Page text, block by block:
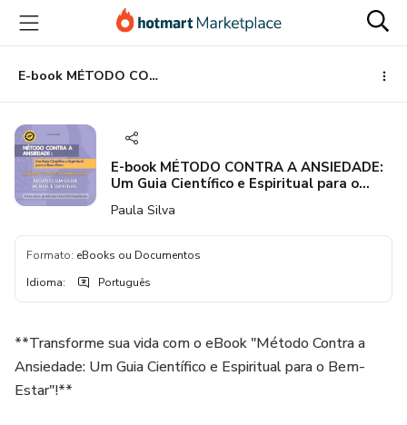
para
conteúdo
principal
para
pagamento
para
rodapé
E-book MÉTODO CONTRA A ANSIEDADE: Um Guia Científico e Espiritual para o Bem-Estar
E-book MÉTODO CONTRA A ANSIEDADE:
Um Guia Científico e Espiritual para o
Paula Silva
Formato: eBooks ou Documentos
Idioma: Português
**Transforme sua vida com o eBook "Método Contra a
Ansiedade: Um Guia Científico e Espiritual para o Bem-
Estar"!**